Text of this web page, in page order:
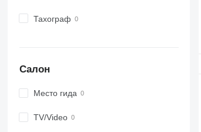
Тахограф
Салон
Место гида
TV/Video